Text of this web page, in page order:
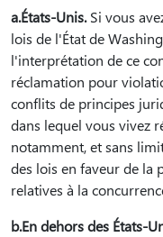
a.États-Unis.Si vous
lois de l'État de
l'interprétation de ce
réclamation pour
conflits de principes
dans lequel vous vivez
notamment, et sans
des lois en faveur de la
relatives à la
b.En dehors des États-